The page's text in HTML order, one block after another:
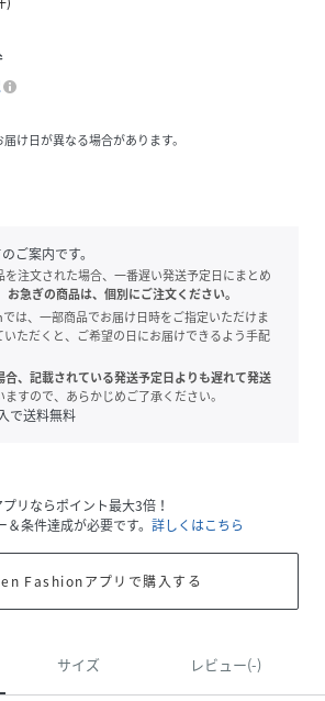
け日が異なる場合があります。
ご案内です。
注文された場合、一番遅い発送予定日にまとめ
お急ぎの商品は、個別にご注文ください。
は、一部商品でお届け日時をご指定いただけま
いただくと、ご希望の日にお届けできるよう手配
、記載されている発送予定日よりも遅れて発送
すので、あらかじめご了承ください。
で送料無料
プリならポイント最大3倍！
条件達成が必要です。 詳しくはこちら
Fashionアプリで購入する
サイズ レビュー(-)